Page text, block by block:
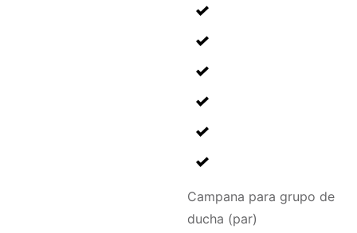
Campana para grupo de
ducha (par)